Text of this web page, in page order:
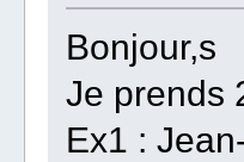
Bonjour,s
Je prends
Ex1 :